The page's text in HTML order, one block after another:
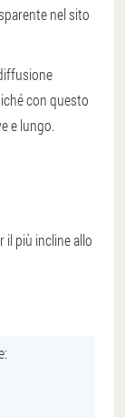
nel sito
con questo
e lungo.
più incline allo